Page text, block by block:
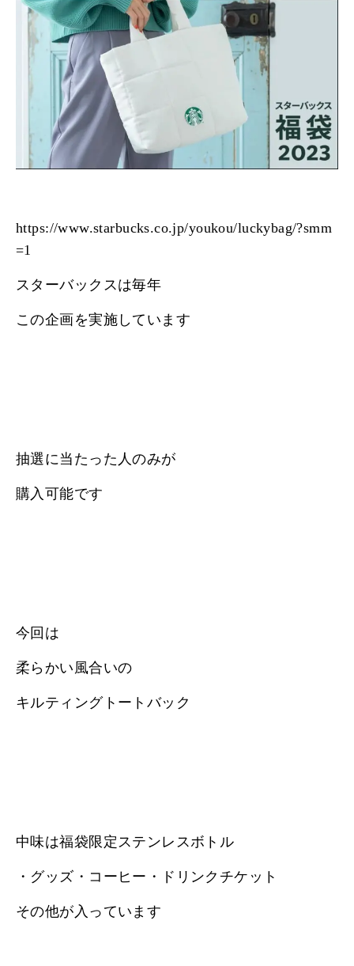
https://www.starbucks.co.jp/youkou/luckybag/?smm
=1
スターバックスは毎年
この企画を実施しています
抽選に当たった人のみが
購入可能です
今回は
柔らかい風合いの
キルティングトートバック
中味は福袋限定ステンレスボトル
・グッズ・コーヒー・ドリンクチケット
その他が入っています